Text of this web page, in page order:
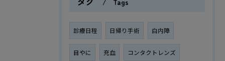
Tags
診療日程 日帰り手術 白内障
目やに 充血 コンタクトレンズ